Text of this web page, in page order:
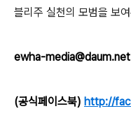
블리주 실천의 모범을 보
ewha-media@daum.net
(공식페이스북) http://